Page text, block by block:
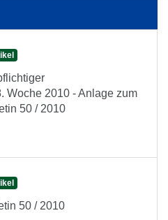
Woche 2010 - Anlage zum
50 / 2010
50 / 2010